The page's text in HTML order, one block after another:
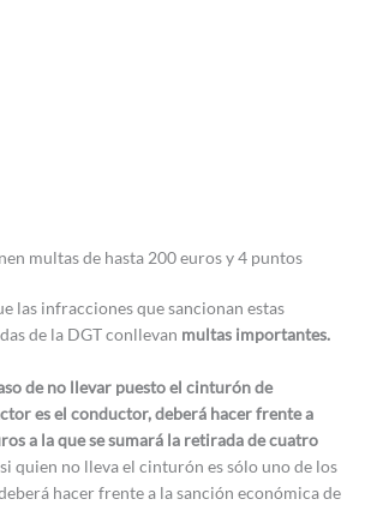
multas de hasta 200 euros y 4 puntos
las infracciones que sancionan estas
de la DGT conllevan multas importantes.
de no llevar puesto el cinturón de
es el conductor, deberá hacer frente a
a la que se sumará la retirada de cuatro
quien no lleva el cinturón es sólo uno de los
hacer frente a la sanción económica de